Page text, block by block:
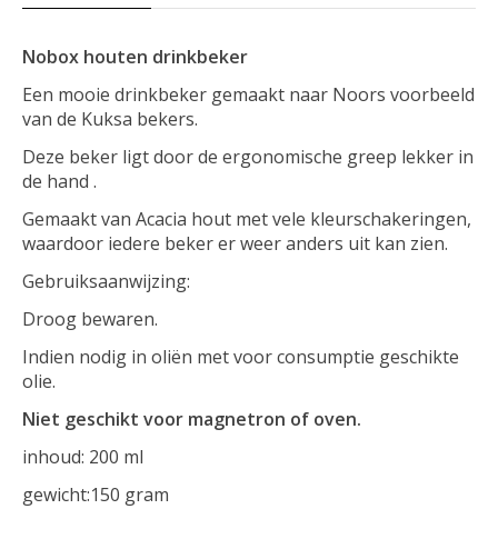
Nobox houten drinkbeker
Een mooie drinkbeker gemaakt naar Noors voorbeeld
van de Kuksa bekers.
Deze beker ligt door de ergonomische greep lekker in
de hand .
Gemaakt van Acacia hout met vele kleurschakeringen,
waardoor iedere beker er weer anders uit kan zien.
Gebruiksaanwijzing:
Droog bewaren.
Indien nodig in oliën met voor consumptie geschikte
olie.
Niet geschikt voor magnetron of oven.
inhoud: 200 ml
gewicht:150 gram